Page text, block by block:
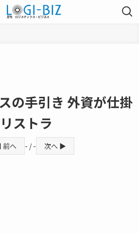
の手引き 外資が仕掛
ストラ
へ - / - 次へ ▶